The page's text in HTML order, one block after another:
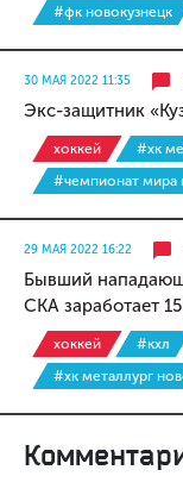
#фк новокузнецк
30 МАЯ 2022 11:35
Экс-защитник
хоккей
#хк
#чемпионат мира
29 МАЯ 2022 16:22
Бывший
СКА заработает
хоккей #кхл
#хк металлург